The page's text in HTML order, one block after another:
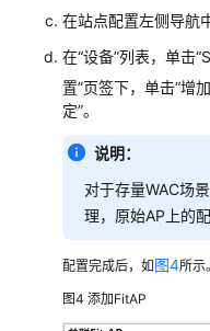
换
机
+AP+独
组
场
景
防
火
墙
在站点配置左侧导航
在“设备”列表，单击
置”页签下，单击“增
定”。
说明：
对于存量WAC场
理，原始AP上的
配置完成后，如图4所示。
图4 添加FitAP